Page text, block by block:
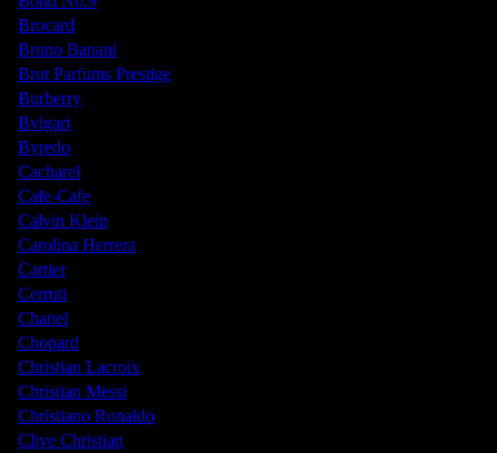
Brocard
Bruno Banani
Brut Parfums Prestige
Burberry
Bvlgari
Byredo
Cacharel
Cafe-Cafe
Calvin Klein
Carolina Herrera
Cartier
Cerruti
Chanel
Chopard
Christian Lacroix
Christian Messi
Christiano Ronaldo
Clive Christian